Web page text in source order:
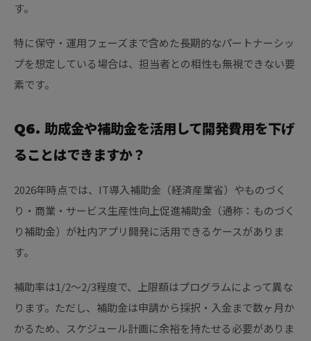
す。
特に保守・運用フェーズまで含めた長期的なパートナーシッ
プを想定している場合は、担当者との相性も無視できない要
素です。
Q6. 助成金や補助金を活用して開発費用を下げ
ることはできますか？
2026年時点では、IT導入補助金（経済産業省）やものづく
り・商業・サービス生産性向上促進補助金（通称：ものづく
り補助金）が社内アプリ開発に活用できるケースがありま
す。
補助率は1/2〜2/3程度で、上限額はプログラムによって異な
ります。ただし、補助金は申請から採択・入金まで数ヶ月か
かるため、スケジュール計画に余裕を持たせる必要がありま